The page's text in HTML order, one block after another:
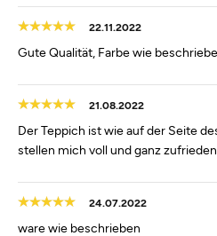
22.11.2022
Gute Qualität, Farbe wie
21.08.2022
Der Teppich ist wie auf der Seite
stellen mich voll und ganz
24.07.2022
ware wie beschrieben